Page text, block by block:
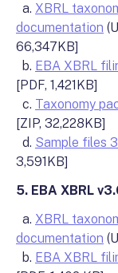
a. XBRL
documentation
66,347KB]
b. EBA XBRL
[PDF, 1,421KB]
c. Taxonomy
[ZIP, 32,228KB]
d. Sample files
3,591KB]
5. EBA XBRL
a. XBRL
documentation
b. EBA XBRL